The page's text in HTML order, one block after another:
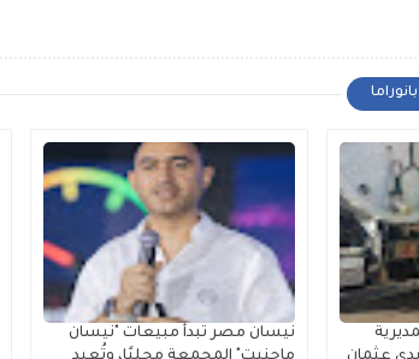
نيسان مصر تبدأ مبيعات "نيسان